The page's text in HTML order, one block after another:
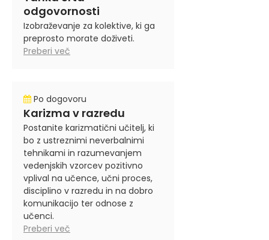
odgovornosti
Izobraževanje za kolektive, ki ga
preprosto morate doživeti.
Preberi več
Po dogovoru
Karizma v razredu
Postanite karizmatični učitelj, ki
bo z ustreznimi neverbalnimi
tehnikami in razumevanjem
vedenjskih vzorcev pozitivno
vplival na učence, učni proces,
disciplino v razredu in na dobro
komunikacijo ter odnose z
učenci.
Preberi več